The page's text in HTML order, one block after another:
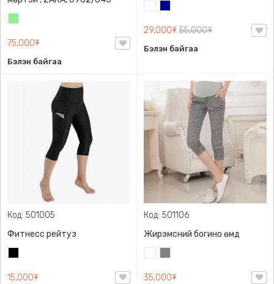
75,000₮
Бэлэн байгаа
29,000₮ 55,000₮
Бэлэн байгаа
Код: 501005
Фитнесс рейтуз
15,000₮
Код: 501106
Жирэмсний богино өмд
35,000₮